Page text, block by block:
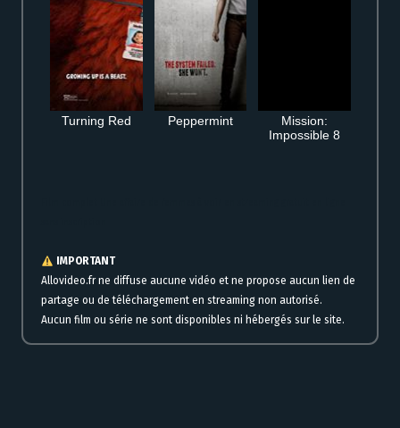
Turning Red Peppermint
Mission:
Impossible 8
IMPORTANT
Allovideo.fr ne diffuse aucune vidéo et ne propose aucun lien de
partage ou de téléchargement en streaming non autorisé.
Aucun film ou série ne sont disponibles ni hébergés sur le site.